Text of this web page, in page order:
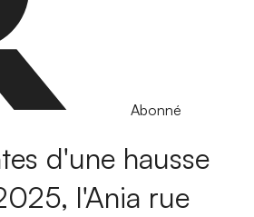
Abonné
d'une hausse
l'Ania rue